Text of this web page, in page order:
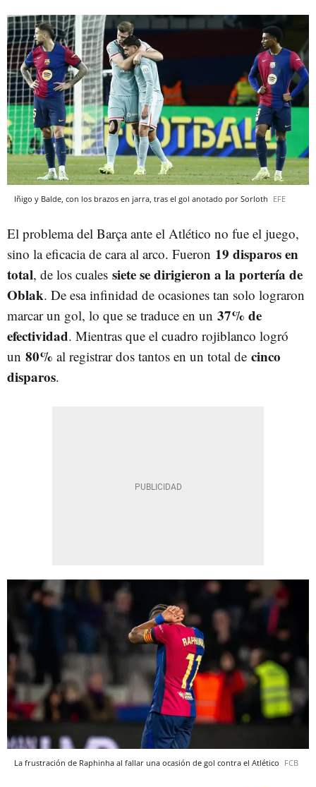
Iñigo y Balde, con los brazos en jarra, tras el gol anotado por Sorloth EFE
El problema del Barça ante el Atlético no fue el juego,
sino la eficacia de cara al arco. Fueron 19 disparos en
total, de los cuales siete se dirigieron a la portería de
Oblak. De esa infinidad de ocasiones tan solo lograron
marcar un gol, lo que se traduce en un 37% de
efectividad. Mientras que el cuadro rojiblanco logró
un 80% al registrar dos tantos en un total de cinco
disparos.
La frustración de Raphinha al fallar una ocasión de gol contra el Atlético FCB